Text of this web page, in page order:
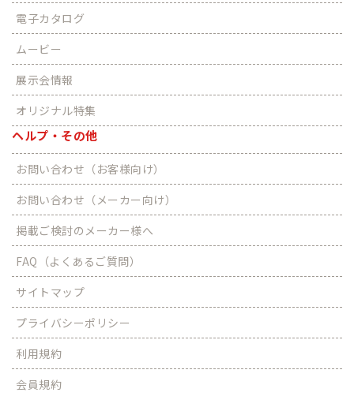
電子カタログ
ムービー
展示会情報
オリジナル特集
ヘルプ・その他
お問い合わせ（お客様向け）
お問い合わせ（メーカー向け）
掲載ご検討のメーカー様へ
FAQ（よくあるご質問）
サイトマップ
プライバシーポリシー
利用規約
会員規約